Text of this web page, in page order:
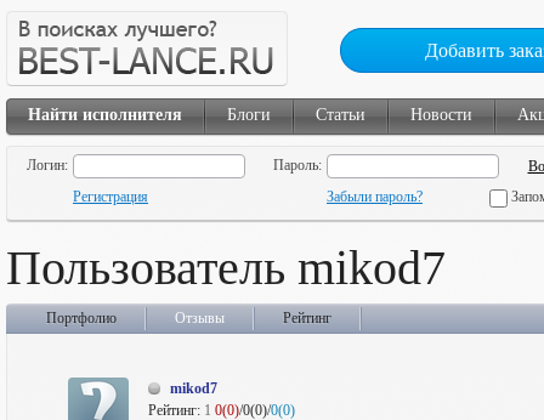
Добавить
Найти исполнителя Блоги Статьи Новости
Логин:
Пароль:
Регистрация
Забыли пароль?
Пользователь mikod7
Портфолио Отзывы Рейтинг
mikod7
Рейтинг: 1 0(0)/0(0)/0(0)